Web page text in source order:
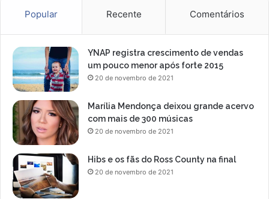
Popular Recente Comentários
YNAP registra crescimento de vendas
um pouco menor após forte 2015
20 de novembro de 2021
Marília Mendonça deixou grande acervo
com mais de 300 músicas
20 de novembro de 2021
Hibs e os fãs do Ross County na final
20 de novembro de 2021